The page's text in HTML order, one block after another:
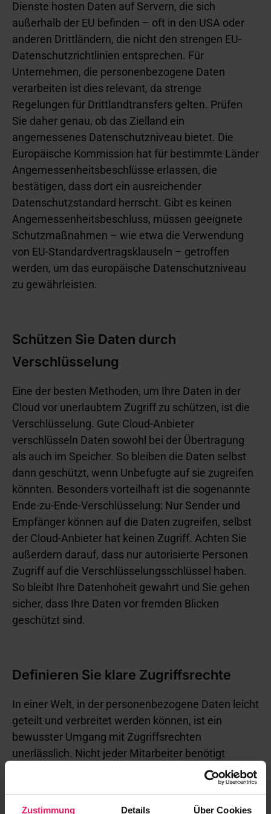
Zustimmung Details Über Cookies
Dienste hosten Daten auf Servern, die sich
außerhalb der EU befinden – oft in den USA oder
anderen Drittländern, die nicht den strengen EU-
Datenschutzrichtlinien entsprechen. Für
Unternehmen, die personenbezogene Daten
verarbeiten ist dies relevant, da strenge
Regelungen für Drittlandtransfers gelten. Prüfen
Sie daher genau, ob das Zielland ein
angemessenes Datenschutzniveau bietet. Die
Europäische Kommission hat für bestimmte Länder
Angemessenheitsbeschlüsse erlassen, die
bestätigen, dass dort ein ausreichender
Datenschutzstandard herrscht. Gibt es keinen
Angemessenheitsbeschluss, müssen geeignete
Schutzmaßnahmen – wie etwa die Verwendung
von EU-Standardvertragsklauseln – getroffen
werden, um das europäische Datenschutzniveau
zu gewährleisten.
Schützen Sie Daten durch
Verschlüsselung
Eine der besten Methoden, um Ihre Daten in der
Cloud vor unerlaubtem Zugriff zu schützen, ist die
Verschlüsselung. Gute Cloud-Anbieter
verschlüsseln Daten sowohl bei der Übertragung
als auch im Speicher. So bleiben die Daten selbst
dann geschützt, wenn Unbefugte auf sie zugreifen
könnten. Besonders vorteilhaft ist die sogenannte
Ende-zu-Ende-Verschlüsselung: Nur Sender und
Empfänger können auf die Daten zugreifen, selbst
der Cloud-Anbieter hat keinen Zugriff. Achten Sie
außerdem darauf, dass nur autorisierte Personen
Zugriff auf die Verschlüsselungsschlüssel haben.
So bleibt Ihre Datenhoheit gewahrt und Sie gehen
sicher, dass Ihre Daten vor fremden Blicken
geschützt sind.
Definieren Sie klare Zugriffsrechte
In einer Welt, in der personenbezogene Daten leicht
geteilt und verbreitet werden können, ist ein
bewusster Umgang mit Zugriffsrechten
unerlässlich. Nicht jeder Mitarbeiter benötigt
Zugang zu allen Daten, die in der Cloud gespeichert
Zugriffsrechte erhält, und beschränken Sie diese